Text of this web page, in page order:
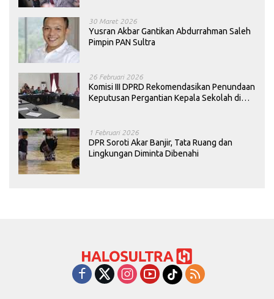
30 Maret 2026
Yusran Akbar Gantikan Abdurrahman Saleh
Pimpin PAN Sultra
26 Februari 2026
Komisi III DPRD Rekomendasikan Penundaan
Keputusan Pergantian Kepala Sekolah di
1 Februari 2026
DPR Soroti Akar Banjir, Tata Ruang dan
Lingkungan Diminta Dibenahi